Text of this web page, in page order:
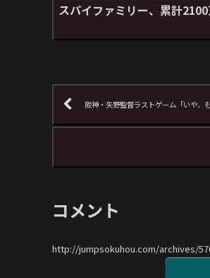
スパイファミリー、累計
阪神・矢野監督ラストゲーム「いや、
コメント
http://jumpsokuhou.com/archives/